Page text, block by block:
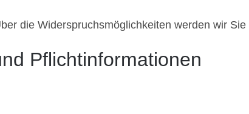
die Widerspruchsmöglichkeiten werden wir
Pflichtinformationen